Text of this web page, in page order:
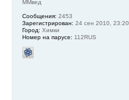
ММвед
Сообщения: 2453
Зарегистрирован: 24 сен 2010, 23:20
Город: Химки
Номер на парусе: 112RUS